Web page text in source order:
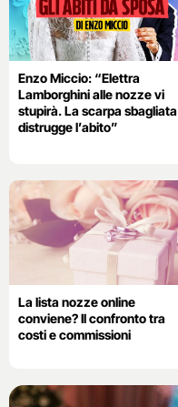
Enzo Miccio: “Elettra
Lamborghini alle nozze vi
stupirà. La scarpa sbagliata
distrugge l’abito”
La lista nozze online
conviene? Il confronto tra
costi e commissioni